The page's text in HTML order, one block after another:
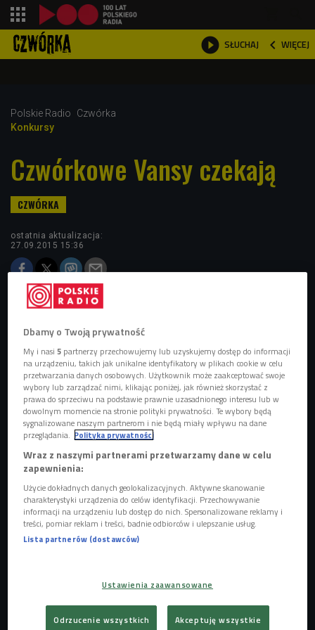
 SŁUCHAJ  WIĘCEJ

Polskie Radio
Czwórka
Konkursy
Czwórkowe Vansy czekają
ostatnia aktualizacja:
27.09.2015 15:36
Google News
Limitowne Czwórkowe Vansy
przygotowane przez Roberta Kutę do
zgarnięcia w październiku.
Foto: Czwórka
Słuchajcie Audycji nr 1, Efektu Wow, Strefy Sportu, Co was
Dbamy o Twoją prywatność
My i nasi5 partnerzy przechowujemy lub uzyskujemy dostęp do informacji
na urządzeniu, takich jak unikalne identyfikatory w plikach cookie w celu
przetwarzania danych osobowych. Użytkownik może zaakceptować swoje
wybory lub zarządzać nimi, klikając poniżej, jak również skorzystać z
prawa do sprzeciwu na podstawie prawnie uzasadnionego interesu lub w
dowolnym momencie na stronie polityki prywatności. Te wybory będą
sygnalizowane naszym partnerom i nie będą miały wpływu na dane
przeglądania. Polityka prywatności
Wraz z naszymi partnerami przetwarzamy dane w celu
zapewnienia:
Użycie dokładnych danych geolokalizacyjnych. Aktywne skanowanie
charakterystyki urządzenia do celów identyfikacji. Przechowywanie
informacji na urządzeniu lub dostęp do nich. Spersonalizowane reklamy i
treści, pomiar reklam i treści, badnie odbiorców i ulepszanie usług.
Lista partnerów (dostawców)
Ustawienia zaawansowane
Odrzucenie wszystkich Akceptuję wszystkie